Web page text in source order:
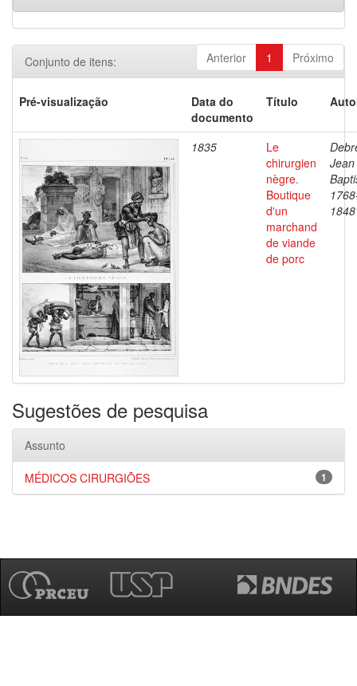
Anterior 1 Próximo
Conjunto de itens:
Pré-visualização
Data do
documento
Título
1835
Le
chirurgien
nègre.
Boutique
d'un
marchand
de viande
de porc
Jean
1848
Sugestões de pesquisa
Assunto
1
MÉDICOS CIRURGIÕES